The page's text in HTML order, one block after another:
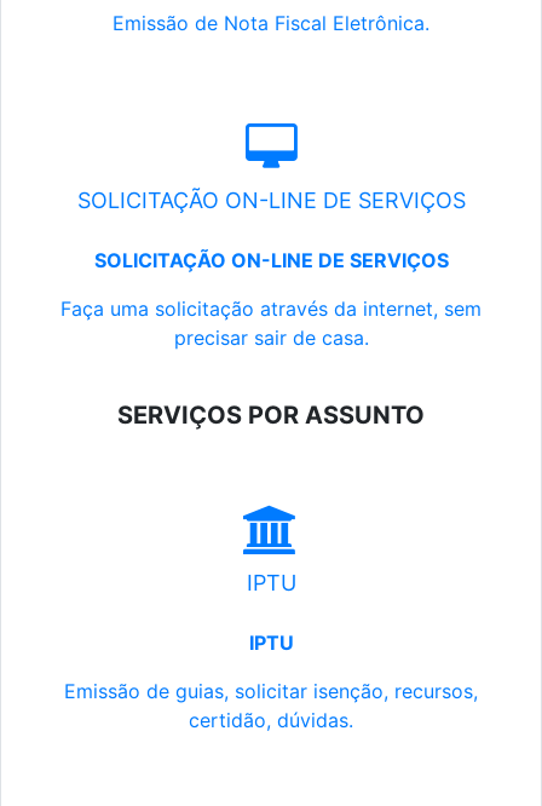
Emissão de Nota Fiscal Eletrônica.
SOLICITAÇÃO ON-LINE DE SERVIÇOS
SOLICITAÇÃO ON-LINE DE SERVIÇOS
Faça uma solicitação através da internet, sem
precisar sair de casa.
SERVIÇOS POR ASSUNTO
IPTU
IPTU
Emissão de guias, solicitar isenção, recursos,
certidão, dúvidas.